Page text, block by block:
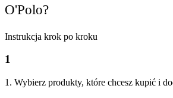
O'Polo?
Instrukcja krok po kroku
1
1. Wybierz produkty, które chcesz kupić i